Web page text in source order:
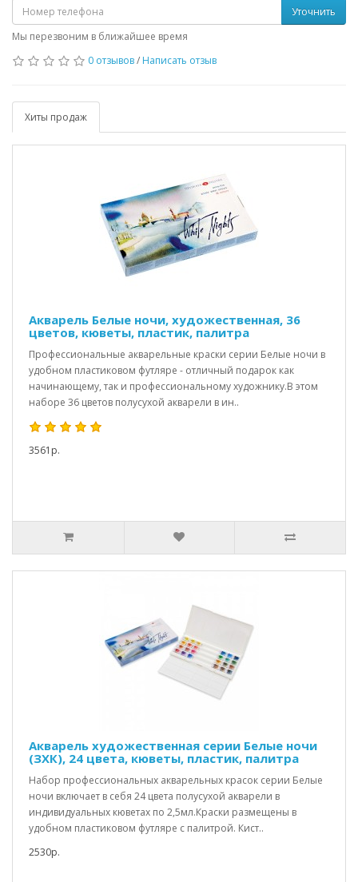
Уточнить
Мы перезвоним в ближайшее время
0 отзывов/ Написать отзыв
Хиты продаж
Акварель Белые ночи, художественная, 36
цветов, кюветы, пластик, палитра
Профессиональные акварельные краски серии Белые ночи в
удобном пластиковом футляре - отличный подарок как
начинающему, так и профессиональному художнику.В этом
наборе 36 цветов полусухой акварели в ин..
3561р.
Акварель художественная серии Белые ночи
(ЗХК), 24 цвета, кюветы, пластик, палитра
Набор профессиональных акварельных красок серии Белые
ночи включает в себя 24 цвета полусухой акварели в
индивидуальных кюветах по 2,5мл.Краски размещены в
удобном пластиковом футляре с палитрой. Кист..
2530р.